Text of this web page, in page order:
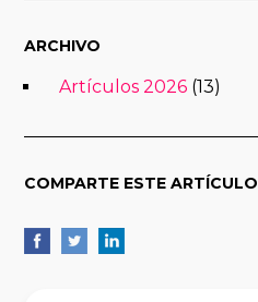
ARCHIVO
Artículos 2026 (13)
COMPARTE ESTE ARTÍCULO